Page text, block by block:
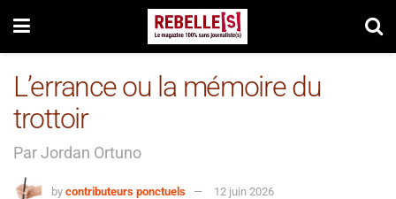
L’errance ou la mémoire du
trottoir
Par Jordan Ortuno
by contributeurs ponctuels 12 juin 2026